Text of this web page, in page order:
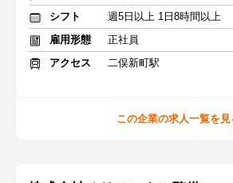
シフト
週5日以上 1日8時間以上
雇用形態
正社員
アクセス
二俣新町駅
この企業の求人一覧を見